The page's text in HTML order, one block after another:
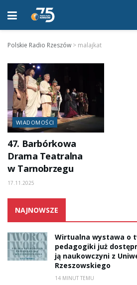
Polskie Radio Rzeszów > malajkat
WIADOMOŚCI
47. Barbórkowa
Drama Teatralna
w Tarnobrzegu
17.11.2025
NAJNOWSZE
Wirtualna wystawa o
pedagogiki już
ją naukowczyni z
Rzeszowskiego
14 MINUT TEMU